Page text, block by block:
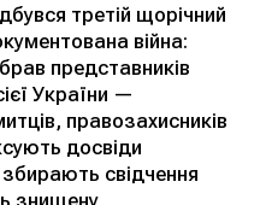
третій щорічний
війна:
представників
України —
правозахисників
досвіди
свідчення
знищену